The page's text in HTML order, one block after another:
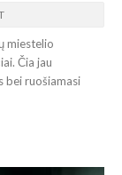
miestelio
Čia jau
bei ruošiamasi